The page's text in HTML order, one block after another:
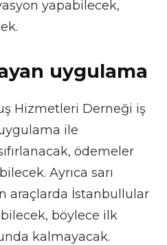
yapabilecek,
uygulama
Hizmetleri Derneği iş
ile
ödemeler
Ayrıca sarı
araçlarda İstanbullular
böylece ilk
kalmayacak.